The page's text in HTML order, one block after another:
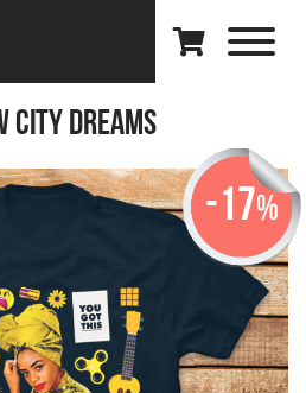
City Dreams
-17%